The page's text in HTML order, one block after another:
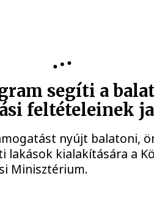
segíti a
feltételeinek
nyújt balatoni,
lakások kialakítására a
Minisztérium.